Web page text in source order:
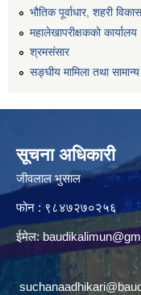
भौतिक पूर्वाधार, शहरी
महालेखापरीक्षकको कार्यालय
श्रमसंसार
सङ्घीय मामिला तथा
सूचना अधिकारी
जीवलाल भुसाल
फोन : ९८४७२७०२५६
ईमेल: